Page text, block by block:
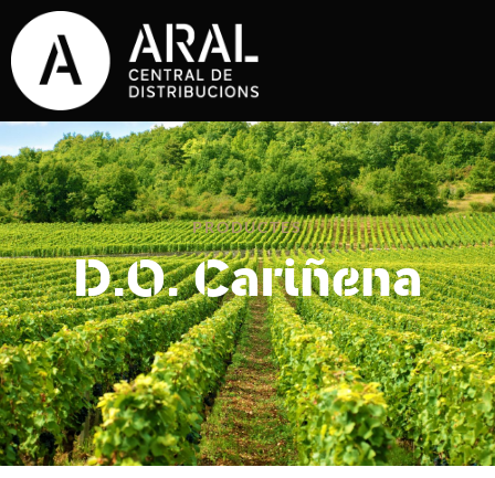
PRODUCTES
D.O. Cariñena